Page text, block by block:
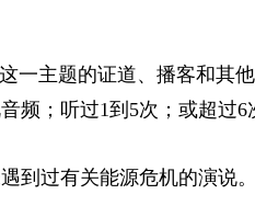
一主题的证道、播客和其
频；听过1到5次；或超过6
到过有关能源危机的演说